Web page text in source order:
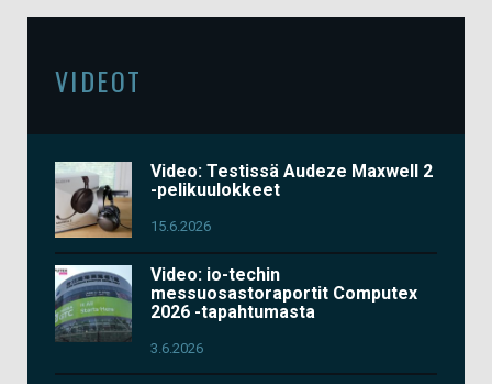
VIDEOT
Video: Testissä Audeze Maxwell 2
-pelikuulokkeet
15.6.2026
Video: io-techin
messuosastoraportit Computex
2026 -tapahtumasta
3.6.2026